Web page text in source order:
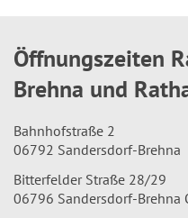
Öffnungszeiten
Brehna und
Bahnhofstraße 2
06792 Sandersdorf-Brehna
Bitterfelder Straße 28/29
06796 Sandersdorf-Brehna